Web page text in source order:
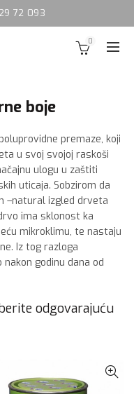
72 093
0
boje
premaze, koji
u svoj svojoj raskoši
ulogu u zaštiti
uticaja. Sobzirom da
–natural izgled drveta
ima sklonost ka
mikroklimu, te nastaju
Iz tog razloga
godinu dana od
odgovarajuću